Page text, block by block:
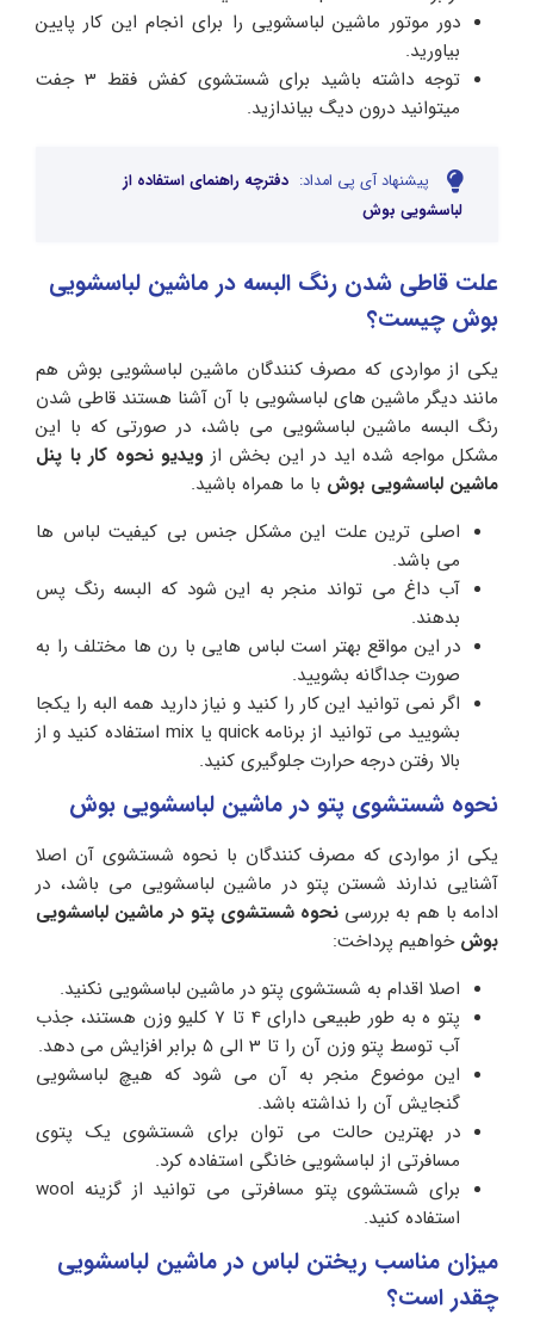
دور موتور ماشین لباسشویی را برای انجام این کار پایین
بیاورید.
توجه داشته باشید برای شستشوی کفش فقط 3 جفت
میتوانید درون دیگ بیاندازید.
پیشنهاد آی پی امداد: دفترچه راهنمای استفاده از
لباسشویی بوش
علت قاطی شدن رنگ البسه در ماشین لباسشویی
بوش چیست؟
یکی از مواردی که مصرف کنندگان ماشین لباسشویی بوش هم
مانند دیگر ماشین های لباسشویی با آن آشنا هستند قاطی شدن
رنگ البسه ماشین لباسشویی می باشد، در صورتی که با این
مشکل مواجه شده اید در این بخش از ویدیو نحوه کار با پنل
ماشین لباسشویی بوش با ما همراه باشید.
اصلی ترین علت این مشکل جنس بی کیفیت لباس ها
می باشد.
آب داغ می تواند منجر به این شود که البسه رنگ پس
بدهند.
در این مواقع بهتر است لباس هایی با رن ها مختلف را به
صورت جداگانه بشویید.
اگر نمی توانید این کار را کنید و نیاز دارید همه البه را یکجا
بشویید می توانید از برنامه quick یا mix استفاده کنید و از
بالا رفتن درجه حرارت جلوگیری کنید.
نحوه شستشوی پتو در ماشین لباسشویی بوش
یکی از مواردی که مصرف کنندگان با نحوه شستشوی آن اصلا
آشنایی ندارند شستن پتو در ماشین لباسشویی می باشد، در
ادامه با هم به بررسی نحوه شستشوی پتو در ماشین لباسشویی
بوش خواهیم پرداخت:
اصلا اقدام به شستشوی پتو در ماشین لباسشویی نکنید.
پتو ه به طور طبیعی دارای 4 تا 7 کلیو وزن هستند، جذب
آب توسط پتو وزن آن را تا 3 الی 5 برابر افزایش می دهد.
این موضوع منجر به آن می شود که هیچ لباسشویی
گنجایش آن را نداشته باشد.
در بهترین حالت می توان برای شستشوی یک پتوی
مسافرتی از لباسشویی خانگی استفاده کرد.
برای شستشوی پتو مسافرتی می توانید از گزینه wool
استفاده کنید.
میزان مناسب ریختن لباس در ماشین لباسشویی
چقدر است؟